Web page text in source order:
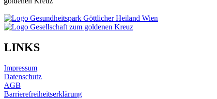
LINKS
Impressum
Datenschutz
AGB
Barrierefreiheitserklärung